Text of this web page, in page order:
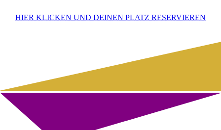
HIER KLICKEN UND DEINEN PLATZ RESERVIEREN